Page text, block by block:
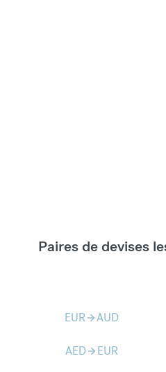
Paires de devises
EURarrow_forwardAUD
AEDarrow_forward EUR